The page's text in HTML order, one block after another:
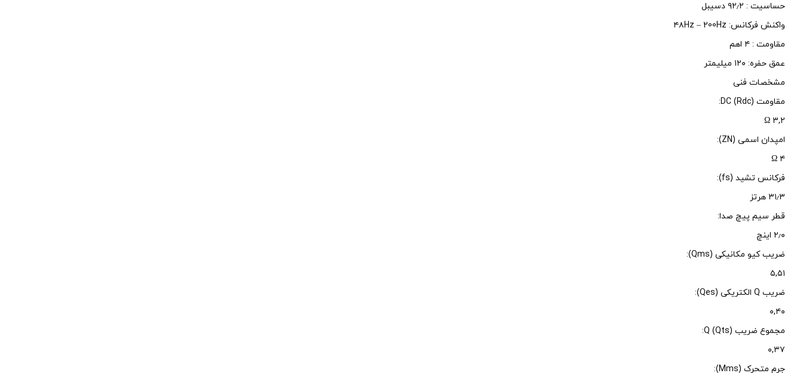
حساسیت : ۹۲٫۲ دسیبل
واکنش فرکانس: ۴۸Hz – 200Hz
مقاومت : ۴ اهم
عمق حفره: ۱۲۰ میلیمتر
مشخصات فنی
مقاومت DC (Rdc):
۳,۲ Ω
امپدان اسمی (ZN):
۴ Ω
فرکانس تشید (fs):
۳۱٫۳ هرتز
قطر سیم پیچ صدا:
۲٫۰ اینچ
ضریب کیو مکانیکی (Qms):
۵,۵۱
ضریب Q الکتریکی (Qes):
۰,۴۰
مجموع ضریب Q (Qts):
۰,۳۷
جرم متحرک (Mms):